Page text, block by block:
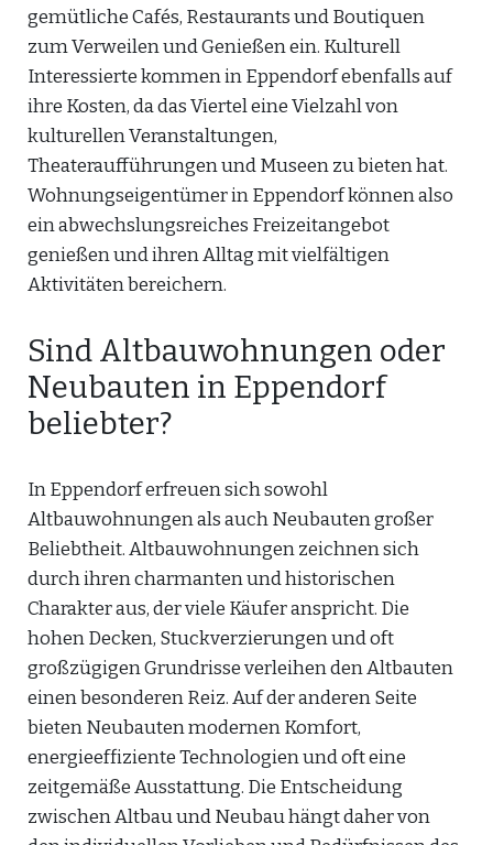
gemütliche Cafés, Restaurants und Boutiquen
zum Verweilen und Genießen ein. Kulturell
Interessierte kommen in Eppendorf ebenfalls auf
ihre Kosten, da das Viertel eine Vielzahl von
kulturellen Veranstaltungen,
Theateraufführungen und Museen zu bieten hat.
Wohnungseigentümer in Eppendorf können also
ein abwechslungsreiches Freizeitangebot
genießen und ihren Alltag mit vielfältigen
Aktivitäten bereichern.
Sind Altbauwohnungen oder
Neubauten in Eppendorf
beliebter?
In Eppendorf erfreuen sich sowohl
Altbauwohnungen als auch Neubauten großer
Beliebtheit. Altbauwohnungen zeichnen sich
durch ihren charmanten und historischen
Charakter aus, der viele Käufer anspricht. Die
hohen Decken, Stuckverzierungen und oft
großzügigen Grundrisse verleihen den Altbauten
einen besonderen Reiz. Auf der anderen Seite
bieten Neubauten modernen Komfort,
energieeffiziente Technologien und oft eine
zeitgemäße Ausstattung. Die Entscheidung
zwischen Altbau und Neubau hängt daher von